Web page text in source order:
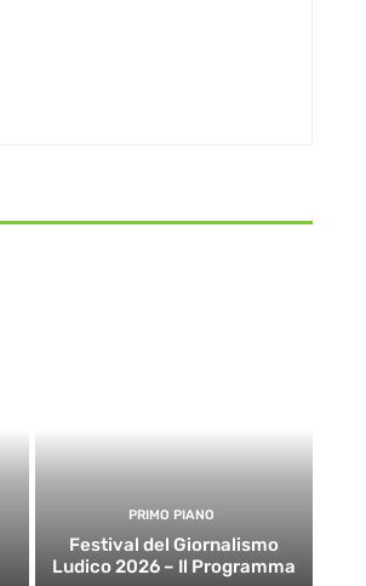
PRIMO PIANO
Festival del Giornalismo
Ludico 2026 – Il Programma